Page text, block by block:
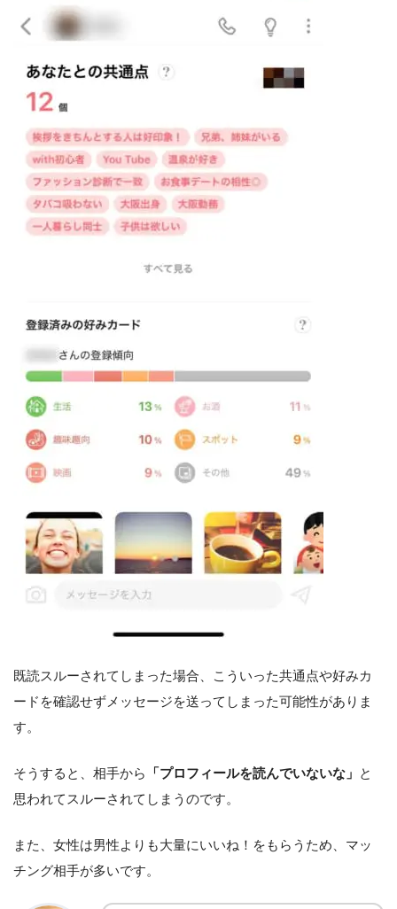
既読スルーされてしまった場合、こういった共通点や好みカ
ードを確認せずメッセージを送ってしまった可能性がありま
す。
そうすると、相手から 「プロフィールを読んでいないな」 と
思われてスルーされてしまうのです。
また、女性は男性よりも大量にいいね！をもらうため、マッ
チング相手が多いです。